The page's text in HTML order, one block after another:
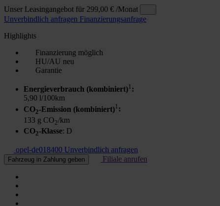
Unser Leasingangebot für 299,00 € /Monat
Unverbindlich anfragen Finanzierungsanfrage
Highlights
Finanzierung möglich
HU/AU neu
Garantie
Energieverbrauch (kombiniert)1 :
5,90 l/100km
CO2-Emission (kombiniert)1 :
133 g CO2/km
CO2-Klasse: D
opel-de018400 Unverbindlich anfragen
Fahrzeug in Zahlung geben Filiale anrufen